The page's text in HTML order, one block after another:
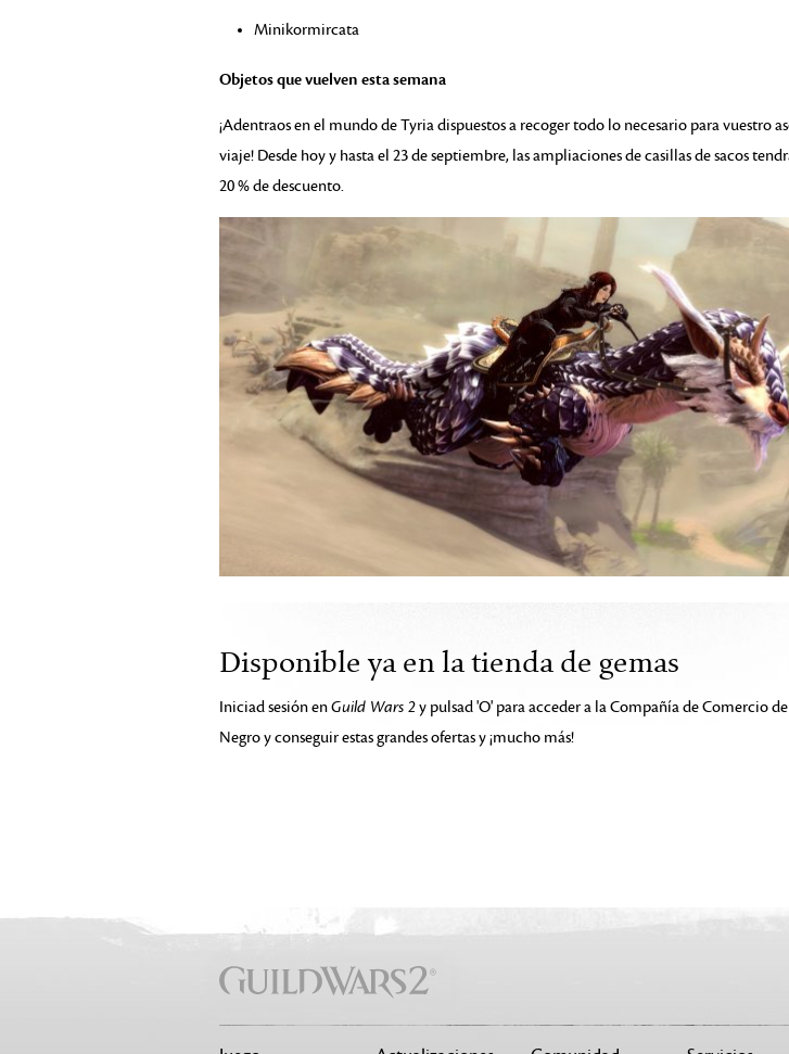
Minikormircata
Objetos que vuelven esta semana
¡Adentraos en el mundo de Tyria dispuestos a recoger todo lo necesario para vuestro
viaje! Desde hoy y hasta el 23 de septiembre, las ampliaciones de casillas de sacos
20 % de descuento.
Disponible ya en la tienda de gemas
Iniciad sesión enGuild Wars 2y pulsad 'O' para acceder a la Compañía de Comercio
Negro y conseguir estas grandes ofertas y ¡mucho más!